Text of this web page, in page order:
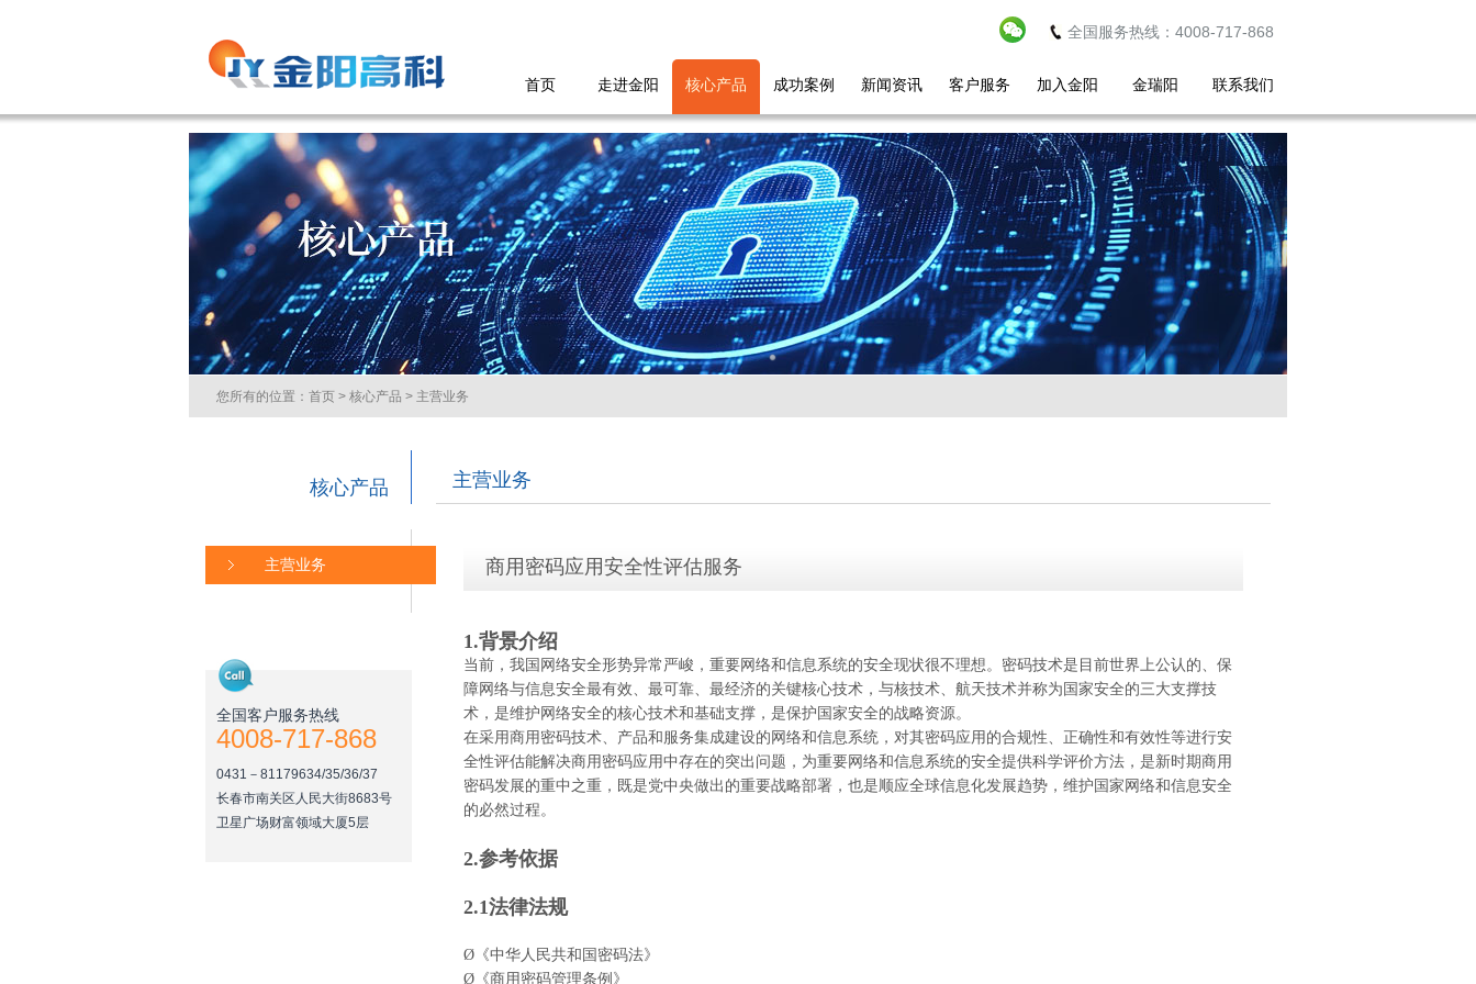
全国服务热线：4008-717-868
首页 走进金阳 核心产品 成功案例 新闻资讯 客户服务 加入金阳 金瑞阳 联系我们
您所有的位置： 首页 > 核心产品 > 主营业务
核心产品
主营业务
全国客户服务热线
4008-717-868
0431－81179634/35/36/37
长春市南关区人民大街8683号
卫星广场财富领域大厦5层
主营业务
商用密码应用安全性评估服务
1.背景介绍
当前，我国网络安全形势异常严峻，重要网络和信息系统的安全现状很不理想。密码技术是目前世界上公认的、保
障网络与信息安全最有效、最可靠、最经济的关键核心技术，与核技术、航天技术并称为国家安全的三大支撑技
术，是维护网络安全的核心技术和基础支撑，是保护国家安全的战略资源。
在采用商用密码技术、产品和服务集成建设的网络和信息系统，对其密码应用的合规性、正确性和有效性等进行安
全性评估能解决商用密码应用中存在的突出问题，为重要网络和信息系统的安全提供科学评价方法，是新时期商用
密码发展的重中之重，既是党中央做出的重要战略部署，也是顺应全球信息化发展趋势，维护国家网络和信息安全
的必然过程。
2.参考依据
2.1法律法规
Ø《中华人民共和国密码法》
Ø《商用密码管理条例》